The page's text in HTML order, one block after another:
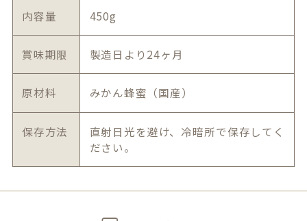
内容量 450g
賞味期限 製造日より24ヶ月
原材料 みかん蜂蜜（国産）
保存方法
直射日光を避け、冷暗所で保存してく
ださい。